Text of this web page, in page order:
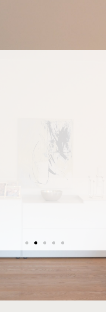
sein, dass die Immobilie den eigenen